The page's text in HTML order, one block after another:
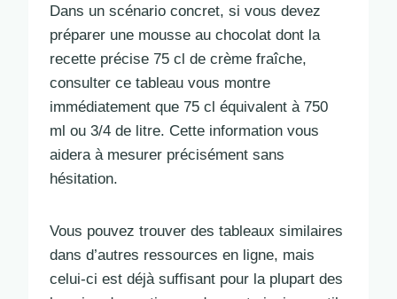
Dans un scénario concret, si vous devez
préparer une mousse au chocolat dont la
recette précise 75 cl de crème fraîche,
consulter ce tableau vous montre
immédiatement que 75 cl équivalent à 750
ml ou 3/4 de litre. Cette information vous
aidera à mesurer précisément sans
hésitation.
Vous pouvez trouver des tableaux similaires
dans d’autres ressources en ligne, mais
celui-ci est déjà suffisant pour la plupart des